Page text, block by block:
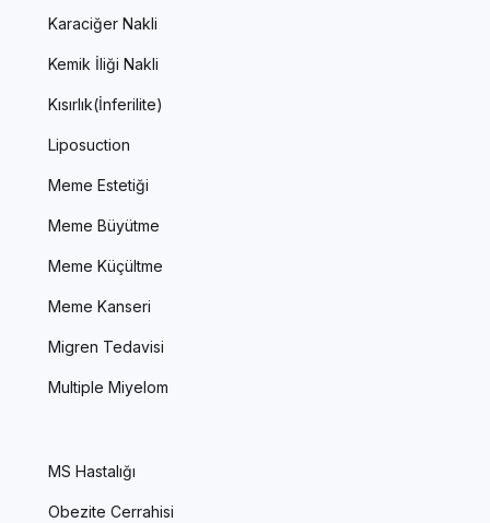
Karaciğer Nakli
Kemik İliği Nakli
Kısırlık(İnferilite)
Liposuction
Meme Estetiği
Meme Büyütme
Meme Küçültme
Meme Kanseri
Migren Tedavisi
Multiple Miyelom
MS Hastalığı
Obezite Cerrahisi